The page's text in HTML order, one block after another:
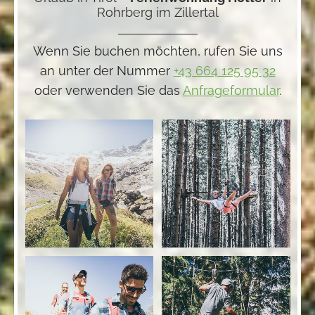
Rohrberg im Zillertal
Wenn Sie buchen möchten, rufen Sie uns
an unter der Nummer +43 664 125 95 32
oder verwenden Sie das Anfrageformular.